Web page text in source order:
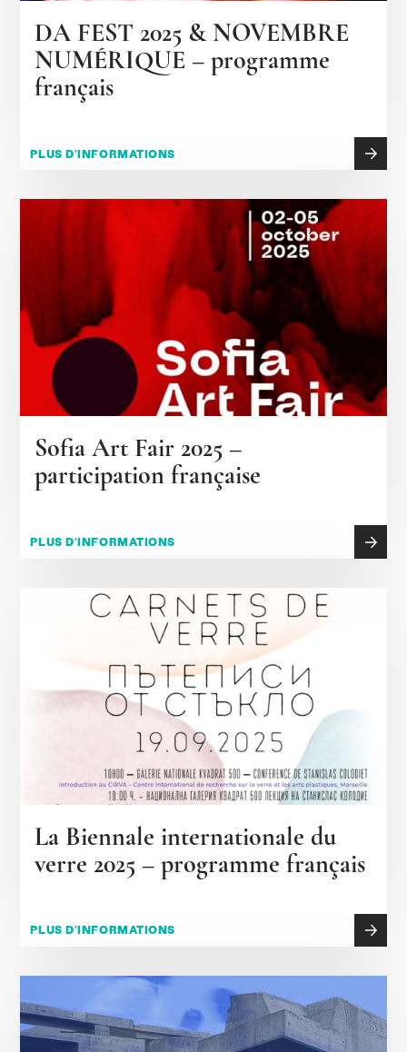
DA FEST 2025 & NOVEMBRE
NUMÉRIQUE – programme
français
PLUS D'INFORMATIONS
Sofia Art Fair 2025 –
participation française
PLUS D'INFORMATIONS
La Biennale internationale du
verre 2025 – programme français
PLUS D'INFORMATIONS